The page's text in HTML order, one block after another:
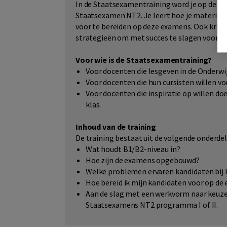
In de Staatsexamentraining word je op de
Staatsexamen NT2. Je leert hoe je
voor te bereiden op deze examens. Ook
strategieën om met succes te slagen voor
Voor wie is de Staatsexamentraining?
Voor docenten die lesgeven in de
Voor docenten die hun cursisten willen
Voor docenten die inspiratie op willen
klas.
Inhoud van de training
De training bestaat uit de volgende
Wat houdt B1/B2-niveau in?
Hoe zijn de examens opgebouwd?
Welke problemen ervaren kandidaten
Hoe bereid ik mijn kandidaten voor op de
Aan de slag met een werkvorm naar
Staatsexamens NT2 programma I of II.